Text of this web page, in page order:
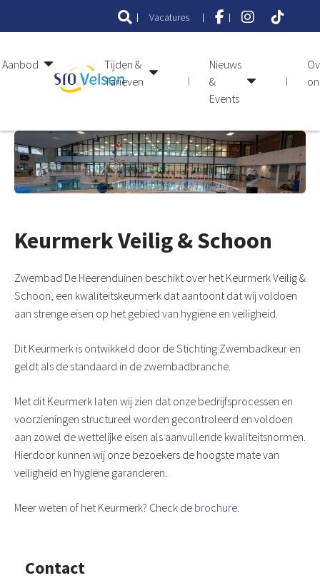
Vacatures
Aanbod
Tijden &
Tarieven
Nieuws
&
Events
Keurmerk Veilig & Schoon
Zwembad De Heerenduinen beschikt over het Keurmerk Veilig &
Schoon, een kwaliteitskeurmerk dat aantoont dat wij voldoen
aan strenge eisen op het gebied van hygiëne en veiligheid.
Dit Keurmerk is ontwikkeld door de Stichting Zwembadkeur en
geldt als de standaard in de zwembadbranche.
Met dit Keurmerk laten wij zien dat onze bedrijfsprocessen en
voorzieningen structureel worden gecontroleerd en voldoen
aan zowel de wettelijke eisen als aanvullende kwaliteitsnormen.
Hierdoor kunnen wij onze bezoekers de hoogste mate van
veiligheid en hygiëne garanderen.
Meer weten of het Keurmerk? Check de brochure
Contact